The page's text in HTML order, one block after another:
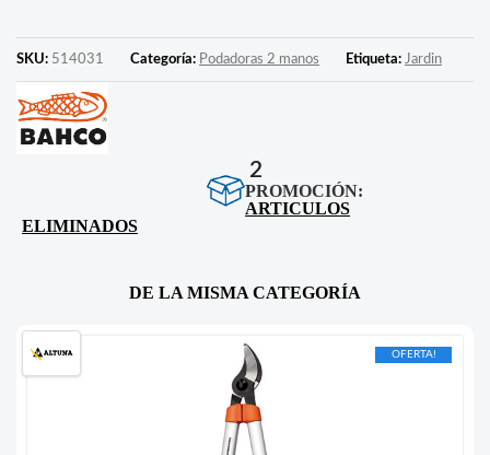
SKU: 514031 Categoría: Podadoras 2 manos Etiqueta: Jardin
2
PROMOCIÓN:
ARTICULOS
ELIMINADOS
DE LA MISMA CATEGORÍA
OFERTA!